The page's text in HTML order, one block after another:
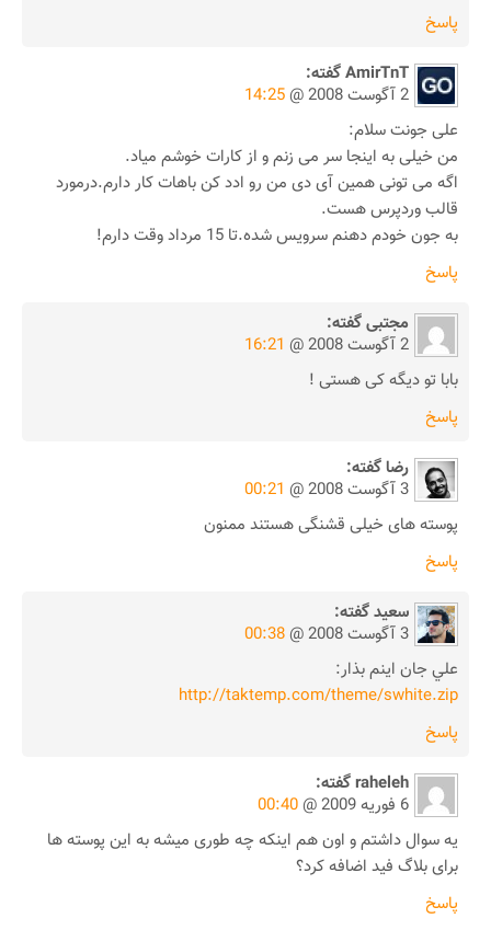
پاسخ
AmirTnTگفته:
2 آگوست 2008 @
14:25
علی جونت سلام:
من خیلی به اینجا سر می زنم و از کارات خوشم میاد.
اگه می تونی همین آی دی من رو ادد کن باهات کار دارم.درمورد
قالب وردپرس هست.
به جون خودم دهنم سرویس شده.تا 15 مرداد وقت دارم!
پاسخ
مجتبیگفته:
2 آگوست 2008 @
16:21
بابا تو دیگه کی هستی !
پاسخ
رضاگفته:
3 آگوست 2008 @
00:21
پوسته های خیلی قشنگی هستند ممنون
پاسخ
سعيدگفته:
3 آگوست 2008 @
00:38
علي جان اينم بذار:
http://taktemp.com/theme/swhite.zip
پاسخ
rahelehگفته:
6 فوریه 2009 @
00:40
یه سوال داشتم و اون هم اینکه چه طوری میشه به این پوسته ها
برای بلاگ فید اضافه کرد؟
پاسخ